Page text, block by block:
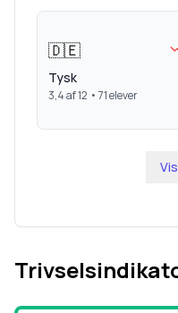
🇩🇪
Tysk
3,4af 12 • 71elever